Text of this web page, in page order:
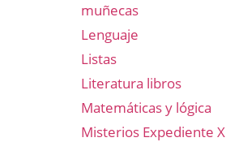
muñecas
Lenguaje
Listas
Literatura libros
Matemáticas y lógica
Misterios Expediente X